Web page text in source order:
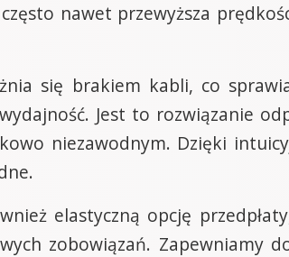
nawet przewyższa
się brakiem kabli, co
Jest to rozwiązanie
niezawodnym. Dzięki
elastyczną opcję
zobowiązań. Zapewniamy